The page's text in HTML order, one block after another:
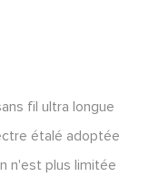
fil ultra longue
étalé adoptée
n'est plus limitée